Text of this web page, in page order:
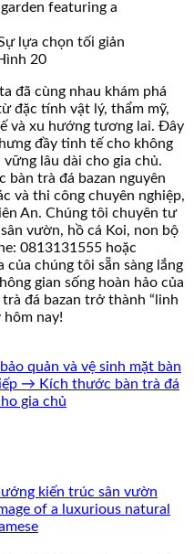
lựa chọn tối giản
20
đã cùng nhau khám phá
đặc tính vật lý, thẩm mỹ,
và xu hướng tương lai. Đây
đầy tinh tế cho không
lâu dài cho gia chủ.
bàn trà đá bazan nguyên
và thi công chuyên nghiệp,
An. Chúng tôi chuyên tư
vườn, hồ cá Koi, non bộ
0813131555 hoặc
chúng tôi sẵn sàng lắng
gian sống hoàn hảo của
đá bazan trở thành “linh
hôm nay!
quản và vệ sinh mặt bàn
→ Kích thước bàn trà đá
gia chủ